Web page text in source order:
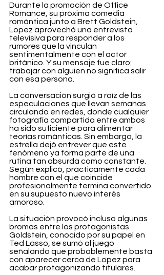
Durante la promoción de Office
Romance, su próxima comedia
romántica junto a Brett Goldstein,
Lopez aprovechó una entrevista
televisiva para responder a los
rumores que la vinculan
sentimentalmente con el actor
británico. Y su mensaje fue claro:
trabajar con alguien no significa salir
con esa persona.
La conversación surgió a raíz de las
especulaciones que llevan semanas
circulando en redes, donde cualquier
fotografía compartida entre ambos
ha sido suficiente para alimentar
teorías románticas. Sin embargo, la
estrella dejó entrever que este
fenómeno ya forma parte de una
rutina tan absurda como constante.
Según explicó, prácticamente cada
hombre con el que coincide
profesionalmente termina convertido
en su supuesto nuevo interés
amoroso.
La situación provocó incluso algunas
bromas entre los protagonistas.
Goldstein, conocido por su papel en
Ted Lasso, se sumó al juego
señalando que probablemente basta
con aparecer cerca de Lopez para
acabar protagonizando titulares.